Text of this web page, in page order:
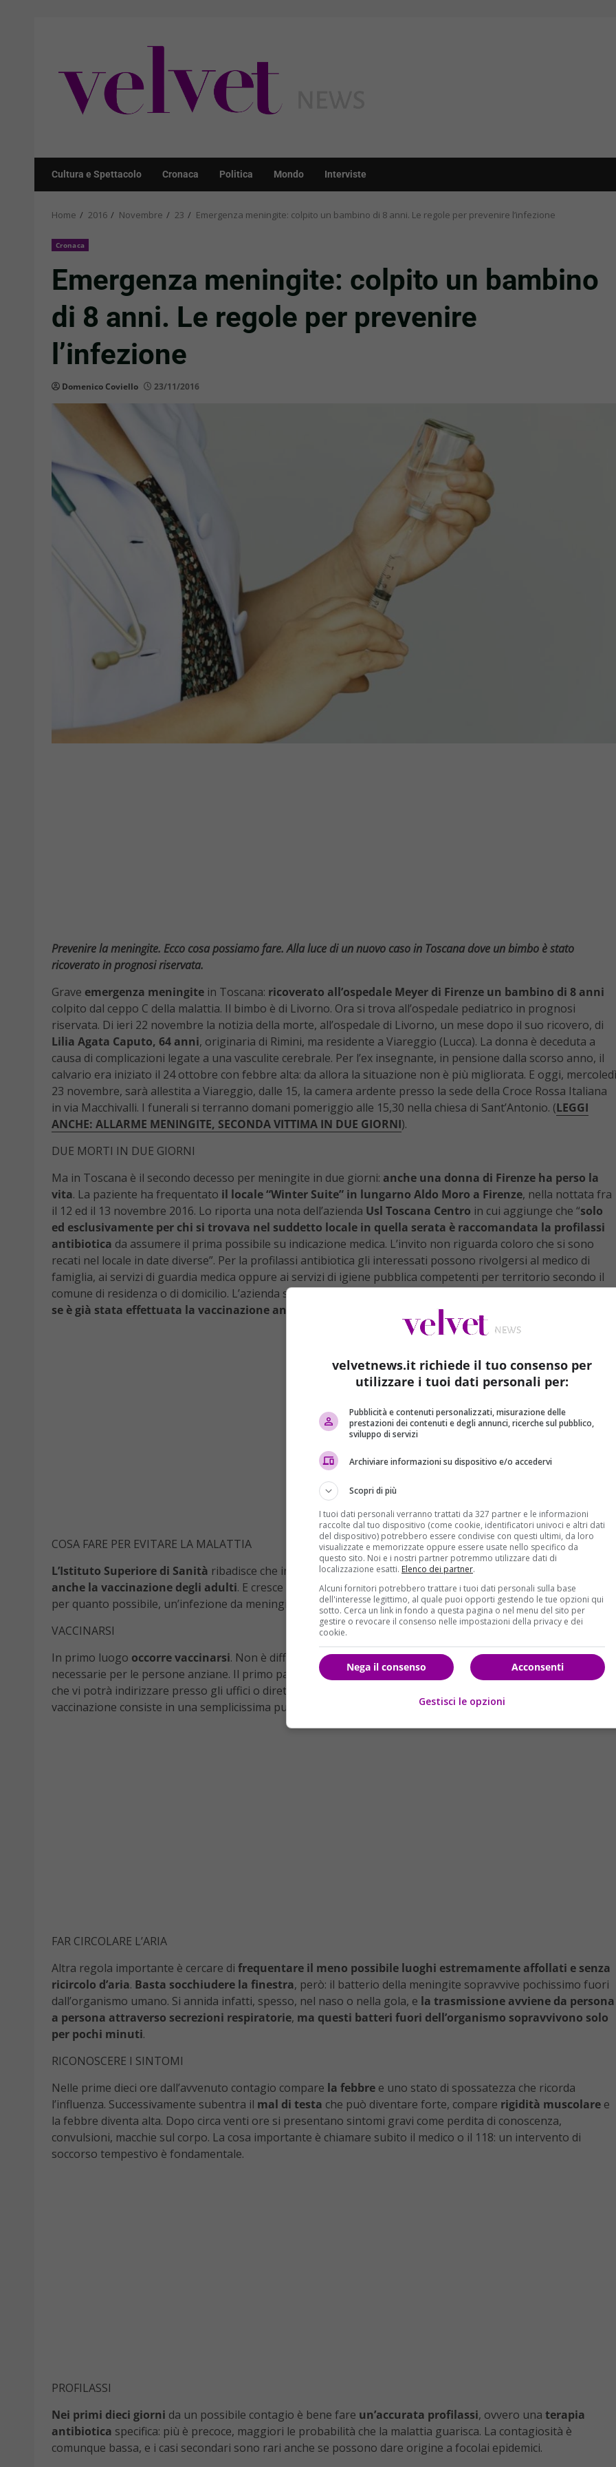
Cultura e Spettacolo Cronaca Politica Mondo Interviste
Home 2016 Novembre 23 Emergenza meningite: colpito un bambino di 8 anni. Le regole per prevenire l’infezione
Cronaca
Emergenza meningite: colpito un bambino
di 8 anni. Le regole per prevenire
l’infezione
Domenico Coviello 23/11/2016
Prevenire la meningite. Ecco cosa possiamo fare. Alla luce di un nuovo caso in Toscana dove un bimbo è stato
ricoverato in prognosi riservata.
Grave emergenza meningite in Toscana: ricoverato all’ospedale Meyer di Firenze un bambino di 8 anni
colpito dal ceppo C della malattia. Il bimbo è di Livorno. Ora si trova all’ospedale pediatrico in prognosi
riservata. Di ieri 22 novembre la notizia della morte, all’ospedale di Livorno, un mese dopo il suo ricovero, di
Lilia Agata Caputo, 64 anni, originaria di Rimini, ma residente a Viareggio (Lucca). La donna è deceduta a
causa di complicazioni legate a una vasculite cerebrale. Per l’ex insegnante, in pensione dalla scorso anno, il
calvario era iniziato il 24 ottobre con febbre alta: da allora la situazione non è più migliorata. E oggi, mercoledì
23 novembre, sarà allestita a Viareggio, dalle 15, la camera ardente presso la sede della Croce Rossa Italiana
in via Macchivalli. I funerali si terranno domani pomeriggio alle 15,30 nella chiesa di Sant’Antonio. (LEGGI
ANCHE: ALLARME MENINGITE, SECONDA VITTIMA IN DUE GIORNI).
DUE MORTI IN DUE GIORNI
Ma in Toscana è il secondo decesso per meningite in due giorni: anche una donna di Firenze ha perso la
vita. La paziente ha frequentato il locale “Winter Suite” in lungarno Aldo Moro a Firenze, nella nottata fra
il 12 ed il 13 novembre 2016. Lo riporta una nota dell’azienda Usl Toscana Centro in cui aggiunge che “solo
ed esclusivamente per chi si trovava nel suddetto locale in quella serata è raccomandata la profilassi
antibiotica da assumere il prima possibile su indicazione medica. L’invito non riguarda coloro che si sono
recati nel locale in date diverse”. Per la profilassi antibiotica gli interessati possono rivolgersi al medico di
famiglia, ai servizi di guardia medica oppure ai servizi di igiene pubblica competenti per territorio secondo il
comune di residenza o di domicilio. L’azienda sanitaria ricorda che “
se è già stata effettuata la vaccinazione anti-meningococcica
COSA FARE PER EVITARE LA MALATTIA
L’Istituto Superiore di Sanità ribadisce che in Toscana non bisogna abbassare la guardia e che è
anche la vaccinazione degli adulti. E cresce la necessità di comprendere cosa occorre fare per prevenire,
per quanto possibile, un’infezione da meningite.
VACCINARSI
In primo luogo occorre vaccinarsi. Non è difficile e lo si può fare a tutte le età, fatte salve le cautele
necessarie per le persone anziane. Il primo passo da compiere èparlarne col proprio medico di famiglia
che vi potrà indirizzare presso gli uffici o direttamente gli infermieri dell’Asl preposti al servizio. La
vaccinazione consiste in una semplicissima puntura sul braccio.
FAR CIRCOLARE L’ARIA
Altra regola importante è cercare di frequentare il meno possibile luoghi estremamente affollati e senza
ricircolo d’aria. Basta socchiudere la finestra, però: il batterio della meningite sopravvive pochissimo fuori
dall’organismo umano. Si annida infatti, spesso, nel naso o nella gola, e la trasmissione avviene da persona
a persona attraverso secrezioni respiratorie, ma questi batteri fuori dell’organismo sopravvivono solo
per pochi minuti.
RICONOSCERE I SINTOMI
Nelle prime dieci ore dall’avvenuto contagio compare la febbre e uno stato di spossatezza che ricorda
l’influenza. Successivamente subentra il mal di testa che può diventare forte, compare rigidità muscolare e
la febbre diventa alta. Dopo circa venti ore si presentano sintomi gravi come perdita di conoscenza,
convulsioni, macchie sul corpo. La cosa importante è chiamare subito il medico o il 118: un intervento di
soccorso tempestivo è fondamentale.
PROFILASSI
Nei primi dieci giorni da un possibile contagio è bene fare un’accurata profilassi, ovvero una terapia
antibiotica specifica: più è precoce, maggiori le probabilità che la malattia guarisca. La contagiosità è
comunque bassa, e i casi secondari sono rari anche se possono dare origine a focolai epidemici.
velvetnews.it richiede il tuo consenso per
utilizzare i tuoi dati personali per:
Pubblicità e contenuti personalizzati, misurazione delle
prestazioni dei contenuti e degli annunci, ricerche sul pubblico,
sviluppo di servizi
Archiviare informazioni su dispositivo e/o accedervi
Scopri di più
I tuoi dati personali verranno trattati da 327 partner e le informazioni
raccolte dal tuo dispositivo (come cookie, identificatori univoci e altri dati
del dispositivo) potrebbero essere condivise con questi ultimi, da loro
visualizzate e memorizzate oppure essere usate nello specifico da
questo sito. Noi e i nostri partner potremmo utilizzare dati di
localizzazione esatti. Elenco dei partner.
Alcuni fornitori potrebbero trattare i tuoi dati personali sulla base
dell'interesse legittimo, al quale puoi opporti gestendo le tue opzioni qui
sotto. Cerca un link in fondo a questa pagina o nel menu del sito per
gestire o revocare il consenso nelle impostazioni della privacy e dei
cookie.
Acconsenti
Nega il consenso
Gestisci le opzioni